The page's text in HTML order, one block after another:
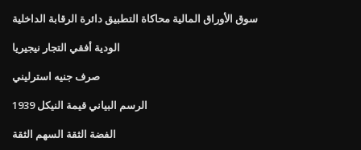
سوق الأوراق المالية محاكاة التطبيق دائرة الرقابة الداخلية
الودية أفقي التجار نيجيريا
صرف جنيه استرليني
1939 الرسم البياني قيمة النيكل
الفضة الثقة السهم الثقة